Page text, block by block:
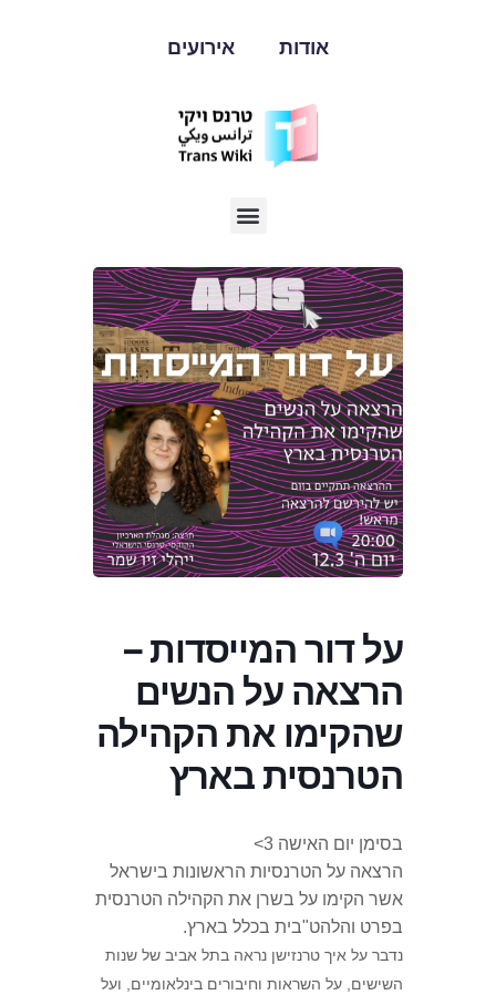
אודות אירועים
על דור המייסדות –
הרצאה על הנשים
שהקימו את הקהילה
הטרנסית בארץ
בסימן יום האישה 3>
הרצאה על הטרנסיות הראשונות בישראל
אשר הקימו על בשרן את הקהילה הטרנסית
בפרט והלהט"בית בכלל בארץ.
נדבר על איך טרנזישן נראה בתל אביב של שנות
השישים, על השראות וחיבורים בינלאומיים, ועל